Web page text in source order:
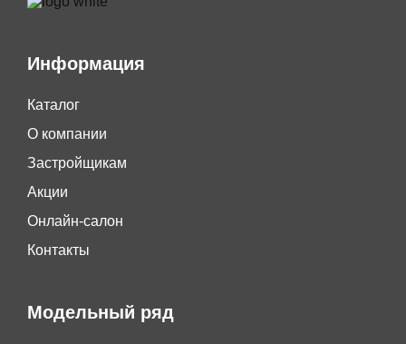
Информация
Каталог
О компании
Застройщикам
Акции
Онлайн-салон
Контакты
Модельный ряд